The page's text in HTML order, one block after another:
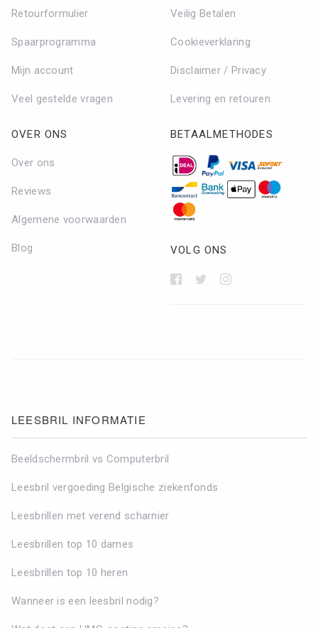
Retourformulier
Spaarprogramma
Mijn account
Veel gestelde vragen
Veilig Betalen
Cookieverklaring
Disclaimer / Privacy
Levering en retouren
OVER ONS
Over ons
Reviews
Algemene voorwaarden
Blog
BETAALMETHODES
VOLG ONS
LEESBRIL INFORMATIE
Beeldschermbril vs Computerbril
Leesbril vergoeding Belgische ziekenfonds
Leesbrillen met verend scharnier
Leesbrillen top 10 dames
Leesbrillen top 10 heren
Wanneer is een leesbril nodig?